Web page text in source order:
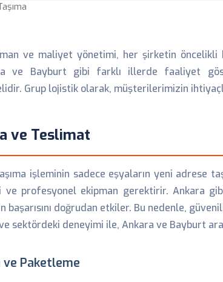
ve maliyet yönetimi, her şirketin
ve Bayburt gibi farklı illerde faaliyet
Grup lojistik olarak, müşterilerimizin
ve Teslimat
işleminin sadece eşyaların yeni adrese
ve profesyonel ekipman gerektirir. Ankara
başarısını doğrudan etkiler. Bu nedenle,
sektördeki deneyimi ile, Ankara ve Bayburt
Paketleme